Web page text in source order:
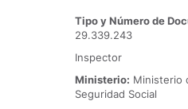
Tipo y Número de
29.339.243
Inspector
Ministerio: Ministerio
Seguridad Social